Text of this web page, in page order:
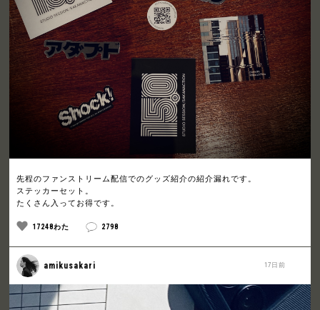
先程のファンストリーム配信でのグッズ紹介の紹介漏れです。
ステッカーセット。
たくさん入ってお得です。
17248わた 2798
17日前
amikusakari